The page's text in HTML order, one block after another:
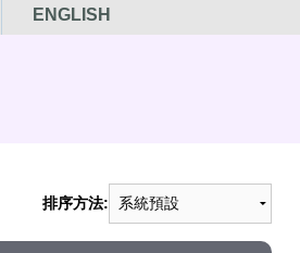
ENGLISH
排序方法: